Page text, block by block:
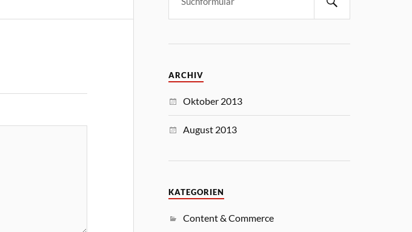
ARCHIV
Oktober 2013
August 2013
KATEGORIEN
Content & Commerce